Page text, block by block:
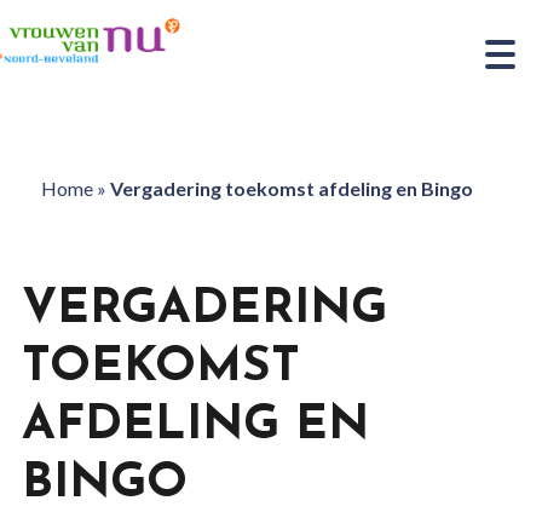
Home» Vergadering toekomst afdeling en Bingo
VERGADERING
TOEKOMST
AFDELING EN
BINGO